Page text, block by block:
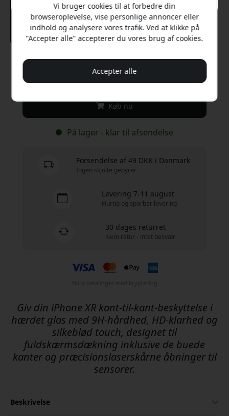
Anbefalet pris
219 DKK
Køb nu
På lager - klar til afsendelse
Forsendelse af 49 DKK i Danmark
Ingen skjulte gebyrer
Levering 7-11 august
Hurtig og sporbar levering
30 dages returret
Nem retur - intet besvær
Giv din iPhone XR kant-til-kant-beskyttelse i
hærdet glas med 9H-hårdhed, HD-klarhed og
silkeblød touch, designet til
fuldskærmsdækning inklusive de buede
kanter og præcisionslaserskårne åbninger til
sensorer.
Beskrivelse
Vi bruger cookies til at forbedre din
browseroplevelse, vise personlige annoncer eller
indhold og analysere vores trafik. Ved at klikke på
"Accepter alle" accepterer du vores brug af cookies.
Accepter alle